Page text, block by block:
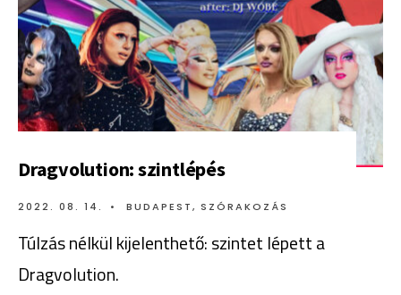
Dragvolution: szintlépés
2022. 08. 14. • BUDAPEST, SZÓRAKOZÁS
Túlzás nélkül kijelenthető: szintet lépett a
Dragvolution.